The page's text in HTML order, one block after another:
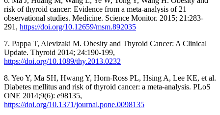
risk of thyroid cancer: Evidence from a meta-analysis of 21
observational studies. Medicine. Science Monitor. 2015; 21:283-
291, https://doi.org/10.12659/msm.892035
7. Pappa T, Alevizaki M. Obesity and Thyroid Cancer: A Clinical
Update. Thyroid 2014; 24:190-199,
https://doi.org/10.1089/thy.2013.0232
8. Yeo Y, Ma SH, Hwang Y, Horn-Ross PL, Hsing A, Lee KE, et al.
Diabetes mellitus and risk of thyroid cancer: a meta-analysis. PLoS
ONE 2014;9(6): e98135,
https://doi.org/10.1371/journal.pone.0098135